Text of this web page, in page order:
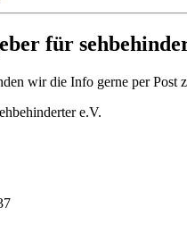
für
wir die Info gerne per Post
e.V.